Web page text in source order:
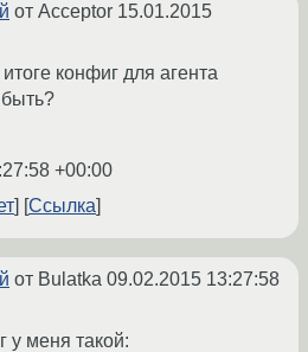
от Acceptor 15.01.2015
конфиг для агента
+00:00
Ссылка
от Bulatka 09.02.2015 13:27:58
у меня такой: